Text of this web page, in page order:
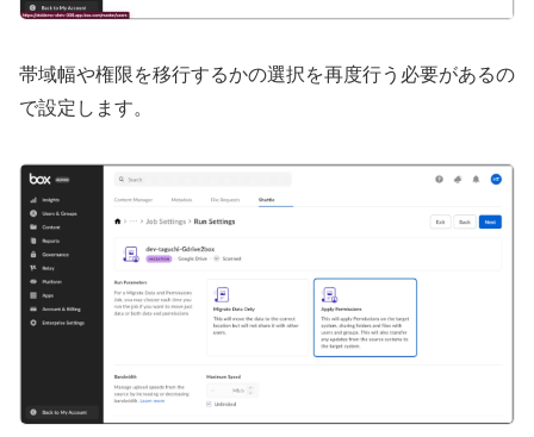
帯域幅や権限を移行するかの選択を再度行う必要があるの
で設定します。